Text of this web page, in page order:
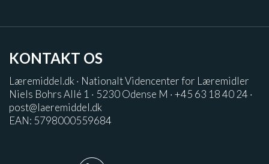
KONTAKT OS
Læremiddel.dk · Nationalt Videncenter for Læremidler
Niels Bohrs Allé 1 · 5230 Odense M · +45 63 18 40 24 ·
post@laeremiddel.dk
EAN: 5798000559684